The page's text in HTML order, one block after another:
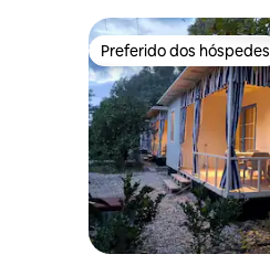
Preferido dos hóspedes
Preferido dos hóspedes